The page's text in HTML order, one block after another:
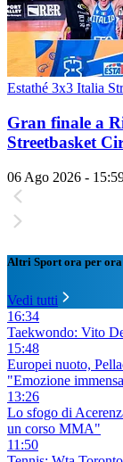
Estathé 3x3 Italia
Gran finale a
Streetbasket
06 Ago 2026 -
Altri Sport ora per ora
Vedi tutti
16:34
Taekwondo: Vito
15:48
Europei nuoto,
"Emozione
13:26
Lo sfogo di
un corso MMA"
11:50